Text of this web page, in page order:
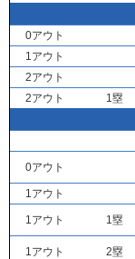
0アウト
1アウト
2アウト
2アウト
1塁
0アウト
1アウト
1アウト 1塁
1アウト 2塁